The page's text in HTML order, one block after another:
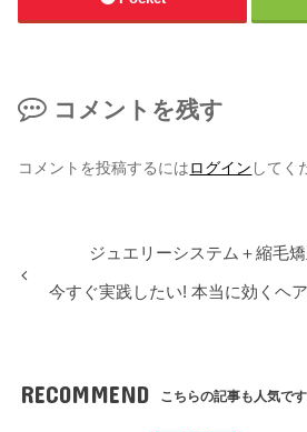
コメントを残す
コメントを投稿するにはログイン してく
ジュエリーシステム＋縮毛
今すぐ実践したい! 本当に効くヘ
RECOMMEND こちらの記事も人気です